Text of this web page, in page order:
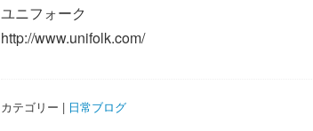
ユニフォーク
http://www.unifolk.com/
カテゴリー | 日常ブログ